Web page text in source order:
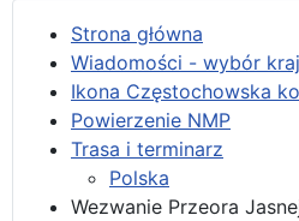
Strona główna
Wiadomości - wybór
Ikona Częstochowska
Powierzenie NMP
Trasa i terminarz
Polska
Wezwanie Przeora